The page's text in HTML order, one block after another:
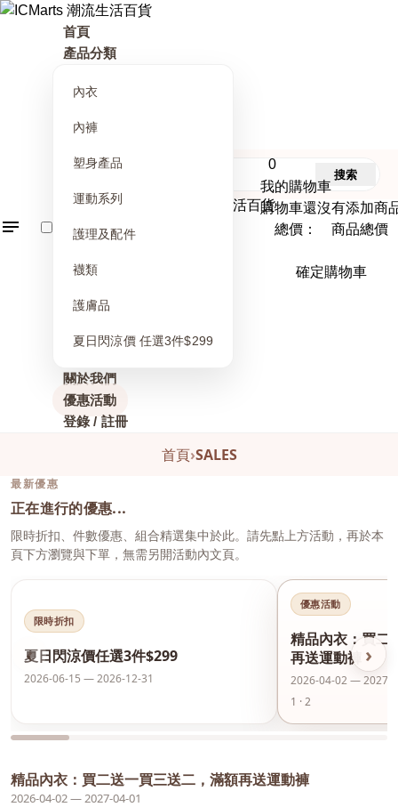
首頁
產品分類
內衣
內褲
塑身產品
運動系列
護理及配件
襪類
護膚品
夏日閃涼價 任選3件$299
關於我們
優惠活動
登錄 / 註冊
0
我的購物車
購物車還沒有添加商
總價： 商品總價
確定購物車
搜索
首頁›SALES
最新優惠
正在進行的優惠...
限時折扣、件數優惠、組合精選集中於此。請先點上方活動，再於本
頁下方瀏覽與下單，無需另開活動內文頁。
‹ ›
限時折扣
夏日閃涼價任選3件$299
2026-06-15 — 2026-12-31
優惠活動
精品內衣：買二
再送運動褲
2026-04-02 — 2027-
1 · 2
精品內衣：買二送一買三送二，滿額再送運動褲
2026-04-02 — 2027-04-01